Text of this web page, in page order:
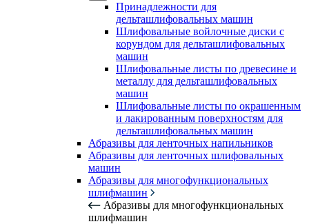
Принадлежности для
дельташлифовальных машин
Шлифовальные войлочные диски с
корундом для дельташлифовальных
машин
Шлифовальные листы по древесине и
металлу для дельташлифовальных
машин
Шлифовальные листы по окрашенным
и лакированным поверхностям для
дельташлифовальных машин
Абразивы для ленточных напильников
Абразивы для ленточных шлифовальных
машин
Абразивы для многофункциональных
шлифмашин
Абразивы для многофункциональных
шлифмашин